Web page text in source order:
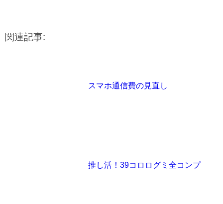
関連記事:
スマホ通信費の見直し
推し活！39コロログミ全コンプ